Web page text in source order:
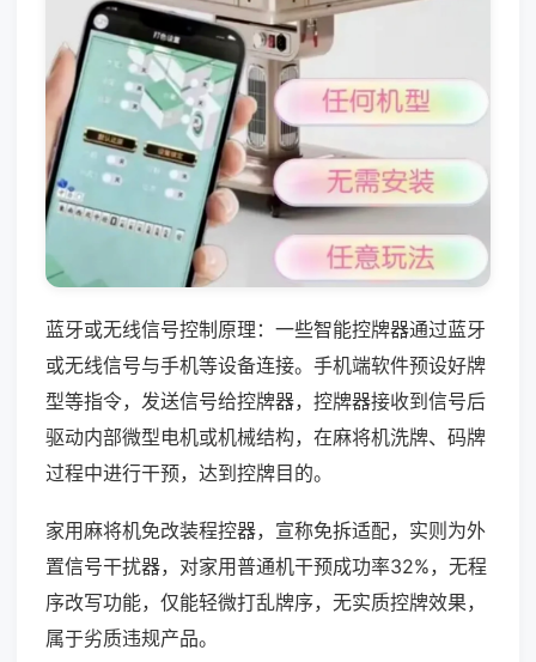
蓝牙或无线信号控制原理：一些智能控牌器通过蓝牙
或无线信号与手机等设备连接。手机端软件预设好牌
型等指令，发送信号给控牌器，控牌器接收到信号后
驱动内部微型电机或机械结构，在麻将机洗牌、码牌
过程中进行干预，达到控牌目的。
家用麻将机免改装程控器，宣称免拆适配，实则为外
置信号干扰器，对家用普通机干预成功率32%，无程
序改写功能，仅能轻微打乱牌序，无实质控牌效果，
属于劣质违规产品。